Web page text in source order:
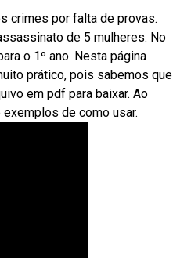
crimes por falta de provas.
de 5 mulheres. No
o 1º ano. Nesta página
prático, pois sabemos que
em pdf para baixar. Ao
de como usar.